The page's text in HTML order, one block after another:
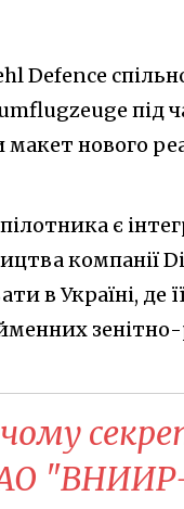
Defence
під
нового
є
компанії
в Україні, де
"ВНИИР-